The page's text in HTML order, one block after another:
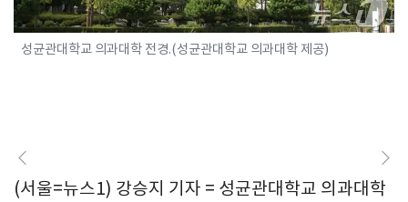
성균관대학교 의과대학 전경.(성균관대학교 의과대학 제공)
(서울=뉴스1) 강승지 기자 = 성균관대학교 의과대학